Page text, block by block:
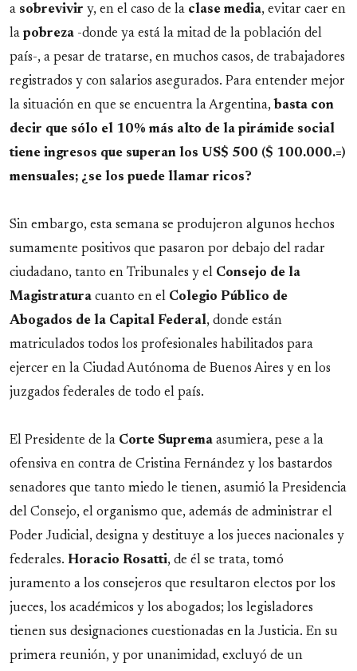
a sobrevivir y, en el caso de la clase media, evitar caer en
la pobreza -donde ya está la mitad de la población del
país-, a pesar de tratarse, en muchos casos, de trabajadores
registrados y con salarios asegurados. Para entender mejor
la situación en que se encuentra la Argentina, basta con
decir que sólo el 10% más alto de la pirámide social
tiene ingresos que superan los US$ 500 ($ 100.000.=)
mensuales; ¿se los puede llamar ricos?
Sin embargo, esta semana se produjeron algunos hechos
sumamente positivos que pasaron por debajo del radar
ciudadano, tanto en Tribunales y el Consejo de la
Magistratura cuanto en el Colegio Público de
Abogados de la Capital Federal, donde están
matriculados todos los profesionales habilitados para
ejercer en la Ciudad Autónoma de Buenos Aires y en los
juzgados federales de todo el país.
El Presidente de la Corte Suprema asumiera, pese a la
ofensiva en contra de Cristina Fernández y los bastardos
senadores que tanto miedo le tienen, asumió la Presidencia
del Consejo, el organismo que, además de administrar el
Poder Judicial, designa y destituye a los jueces nacionales y
federales. Horacio Rosatti, de él se trata, tomó
juramento a los consejeros que resultaron electos por los
jueces, los académicos y los abogados; los legisladores
tienen sus designaciones cuestionadas en la Justicia. En su
primera reunión, y por unanimidad, excluyó de un